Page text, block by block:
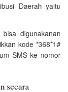
Daerah yaitu
digunakanan
kode *368*1#
SMS ke nomor
secara